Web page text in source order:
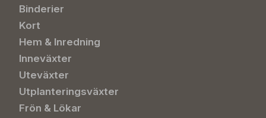
Binderier
Kort
Hem & Inredning
Inneväxter
Uteväxter
Utplanteringsväxter
Frön & Lökar